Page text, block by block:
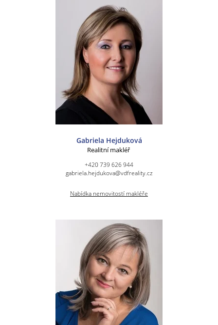
Gabriela Hejduková
Realitní makléř
+420 739 626 944
gabriela.hejdukova@vdfreality.cz
Nabídka nemovitostí makléře